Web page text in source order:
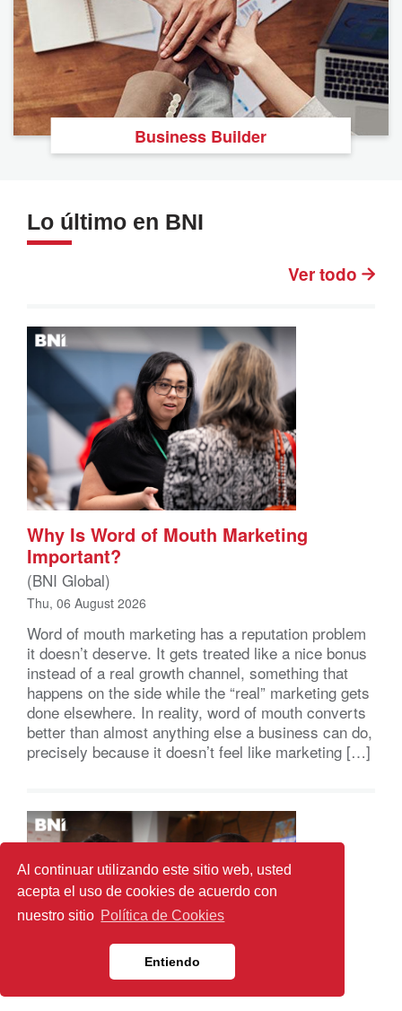
Al continuar utilizando este sitio web, usted
acepta el uso de cookies de acuerdo con
nuestro sitio Política de Cookies
Entiendo
Business Builder
Lo último en BNI
Ver todo
Why Is Word of Mouth Marketing
Important?
(BNI Global)
Thu, 06 August 2026
Word of mouth marketing has a reputation problem
it doesn’t deserve. It gets treated like a nice bonus
instead of a real growth channel, something that
happens on the side while the “real” marketing gets
done elsewhere. In reality, word of mouth converts
better than almost anything else a business can do,
precisely because it doesn’t feel like marketing […]